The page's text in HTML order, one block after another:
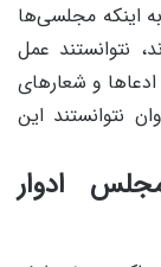
اینکه مجلسی‌ها
نتوانستند عمل
ادعاها و شعارهای
نتوانستند این
ادوار